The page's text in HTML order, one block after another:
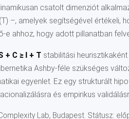
csatolt dimenziót
–, amelyek segítségével értékeli,
e ahhoz, hogy adott pillanatban
+ C ≥ I + T stabilitási
Ashby-féle szükséges
egyenlet. Ez egy strukturált
és empirikus
Lab, Budapest. Státusz: